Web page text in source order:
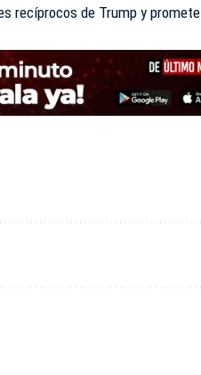
recíprocos de Trump y promete